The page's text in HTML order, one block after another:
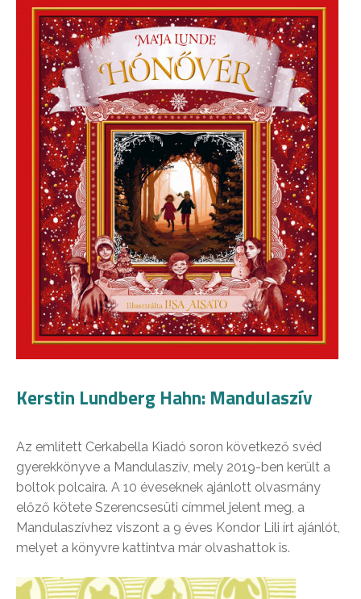
Kerstin Lundberg Hahn: Mandulaszív
Az említett Cerkabella Kiadó soron következő svéd
gyerekkönyve a Mandulaszív, mely 2019-ben került a
boltok polcaira. A 10 éveseknek ajánlott olvasmány
előző kötete Szerencsesüti címmel jelent meg, a
Mandulaszívhez viszont a 9 éves Kondor Lili írt ajánlót,
melyet a könyvre kattintva már olvashattok is.